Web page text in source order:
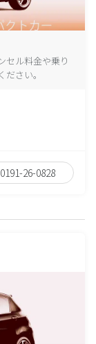
セル料金や乗り
さい。
0191-26-0828